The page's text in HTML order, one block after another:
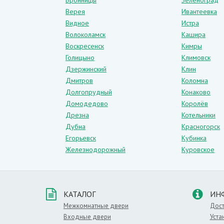
Подобный оттенок идеально
произведения дизайнерского
в котором присутствует декоративный
Такой оттенок можно смело
впишутся в классический дизайн.
Вы сможете сочетать их с
рисунка натуральной древесины можно
Ламинированные,Оттенок:
Верея
Видное
Волоколамск
Воскресенск
Голицыно
Дзержинский
Дмитров
Долгопрудный
Домодедово
Дрезна
Дубна
Егорьевск
Железнодорожный
Ивантеевка
Истра
Кашира
Кимры
Климовск
Клин
Коломна
Конаково
Королёв
Котельники
Красногорск
Кубинка
Куровское
КАТАЛОГ
Межкомнатные двери
Входные двери